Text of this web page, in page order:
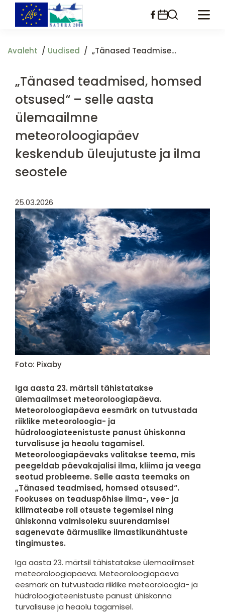
Liigu
edasi
põhisisu
Avaleht Uudised „Tänased Teadmised, Homsed Otsused“ – Selle Aasta Ülemaailmne Meteoroloogiapäev Keskendub Üleujutuste Ja Ilma Seostele
„Tänased teadmised, homsed
otsused“ – selle aasta
ülemaailmne
meteoroloogiapäev
keskendub üleujutuste ja ilma
seostele
25.03.2026
Foto: Pixaby
Iga aasta 23. märtsil tähistatakse
ülemaailmset meteoroloogiapäeva.
Meteoroloogiapäeva eesmärk on tutvustada
riiklike meteoroloogia- ja
hüdroloogiateenistuste panust ühiskonna
turvalisuse ja heaolu tagamisel.
Meteoroloogiapäevaks valitakse teema, mis
peegeldab päevakajalisi ilma, kliima ja veega
seotud probleeme. Selle aasta teemaks on
„Tänased teadmised, homsed otsused“.
Fookuses on teaduspõhise ilma-, vee- ja
kliimateabe roll otsuste tegemisel ning
ühiskonna valmisoleku suurendamisel
sagenevate äärmuslike ilmastikunähtuste
tingimustes.
Iga aasta 23. märtsil tähistatakse ülemaailmset
meteoroloogiapäeva. Meteoroloogiapäeva
eesmärk on tutvustada riiklike meteoroloogia- ja
hüdroloogiateenistuste panust ühiskonna
turvalisuse ja heaolu tagamisel.